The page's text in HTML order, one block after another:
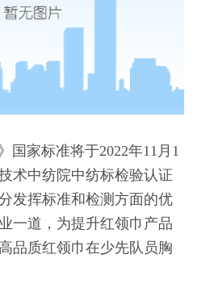
家标准将于2022年11月1
术中纺院中纺标检验认证
发挥标准和检测方面的优
一道，为提升红领巾产品
品质红领巾在少先队员胸